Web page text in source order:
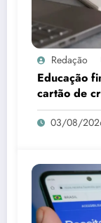
Redação
Educação
cartão de
03/08/